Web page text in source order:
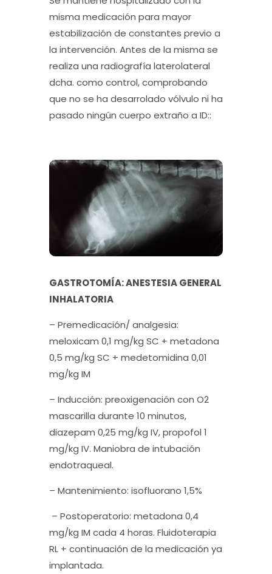
misma medicación para mayor
estabilización de constantes previo a
la intervención. Antes de la misma se
realiza una radiografía laterolateral
dcha. como control, comprobando
que no se ha desarrolado vólvulo ni ha
pasado ningún cuerpo extraño a ID::
GASTROTOMÍA: ANESTESIA GENERAL
INHALATORIA
– Premedicación/ analgesia:
meloxicam 0,1 mg/kg SC + metadona
0,5 mg/kg SC + medetomidina 0,01
mg/kg IM
– Inducción: preoxigenación con O2
mascarilla durante 10 minutos,
diazepam 0,25 mg/kg IV, propofol 1
mg/kg IV. Maniobra de intubación
endotraqueal.
– Mantenimiento: isofluorano 1,5%
– Postoperatorio: metadona 0,4
mg/kg IM cada 4 horas. Fluidoterapia
RL + continuación de la medicación ya
implantada.